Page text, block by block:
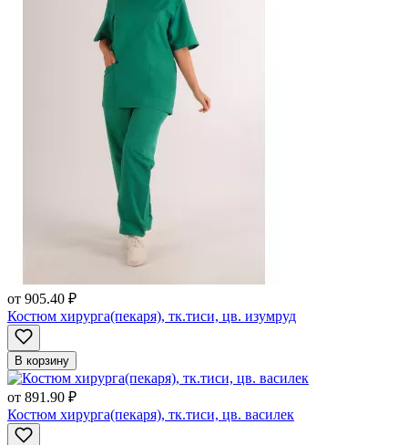
от 905.40 ₽
Костюм хирурга(пекаря), тк.тиси, цв. изумруд
В корзину
от 891.90 ₽
Костюм хирурга(пекаря), тк.тиси, цв. василек